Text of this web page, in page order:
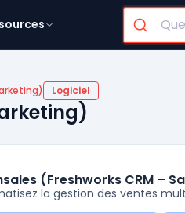
Logiciel
(Freshworks CRM –
la gestion des ventes